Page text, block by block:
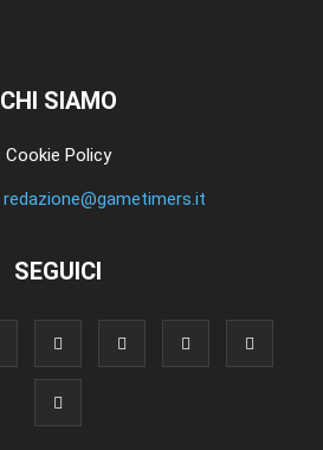
CHI SIAMO
Cookie Policy
redazione@gametimers.it
SEGUICI